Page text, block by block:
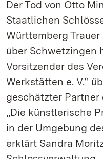
Der Tod von Otto
Staatlichen
Württemberg
über Schwetzingen
Vorsitzender des
Werkstätten e. V.“
geschätzter
„Die künstlerische
in der Umgebung
erklärt Sandra